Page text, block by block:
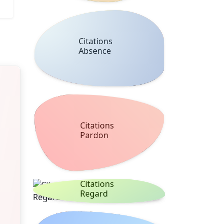
Citations
Absence
Citations
Pardon
Citations
Regard